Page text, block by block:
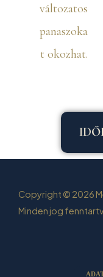
változatos
panaszoka
t okozhat.
Copyright © 2026
Minden jog